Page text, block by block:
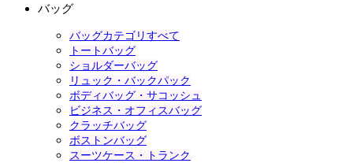
バッグ
バッグカテゴリすべて
トートバッグ
ショルダーバッグ
リュック・バックパック
ボディバッグ・サコッシュ
ビジネス・オフィスバッグ
クラッチバッグ
ボストンバッグ
スーツケース・トランク